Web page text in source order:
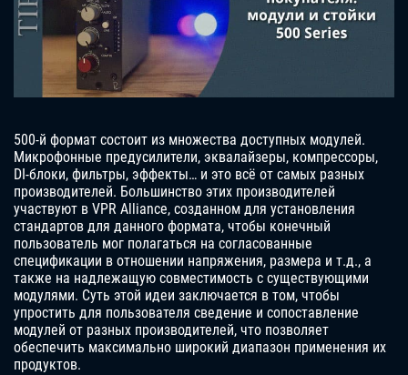
500-й формат состоит из множества доступных модулей.
Микрофонные предусилители, эквалайзеры, компрессоры,
DI-блоки, фильтры, эффекты… и это всё от самых разных
производителей. Большинство этих производителей
участвуют в VPR Alliance, созданном для установления
стандартов для данного формата, чтобы конечный
пользователь мог полагаться на согласованные
спецификации в отношении напряжения, размера и т.д., а
также на надлежащую совместимость с существующими
модулями. Суть этой идеи заключается в том, чтобы
упростить для пользователя сведение и сопоставление
модулей от разных производителей, что позволяет
обеспечить максимально широкий диапазон применения их
продуктов.